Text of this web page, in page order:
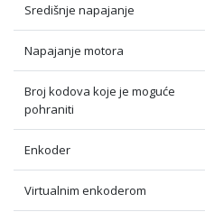
Središnje napajanje
Napajanje motora
Broj kodova koje je moguće
pohraniti
Enkoder
Virtualnim enkoderom